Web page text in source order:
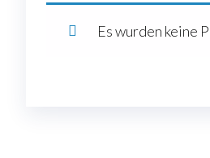
Es wurden keine